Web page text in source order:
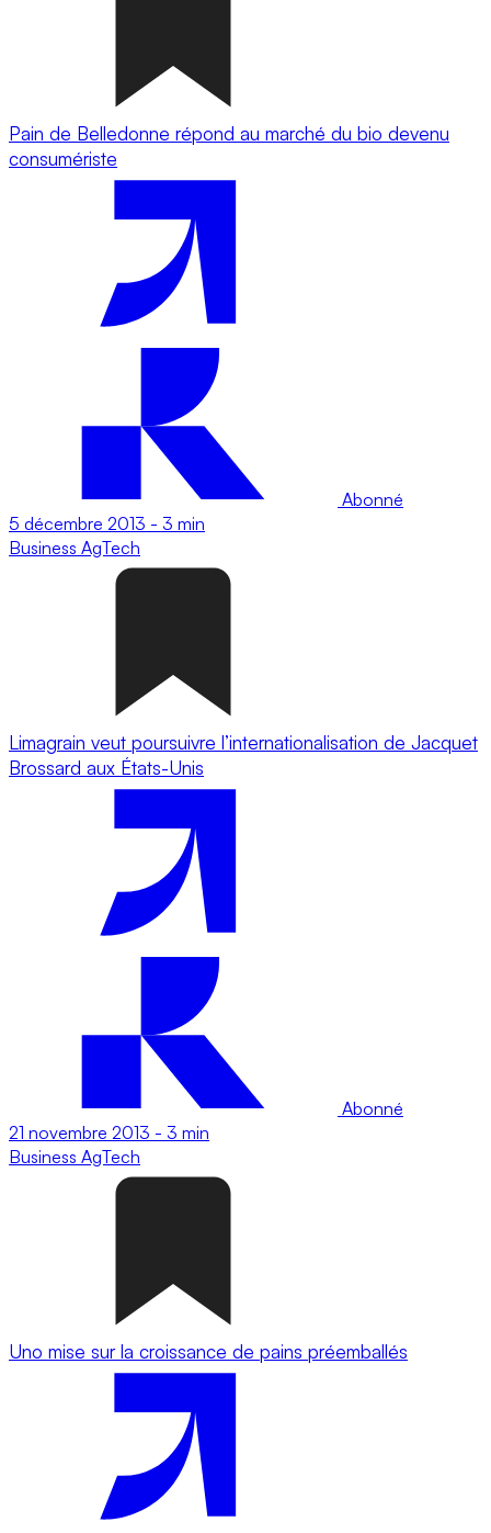
Pain de Belledonne répond au marché du bio devenu
consumériste
Abonné
5 décembre 2013 - 3 min
Business AgTech
Limagrain veut poursuivre l’internationalisation de Jacquet
Brossard aux États-Unis
Abonné
21 novembre 2013 - 3 min
Business AgTech
Uno mise sur la croissance de pains préemballés